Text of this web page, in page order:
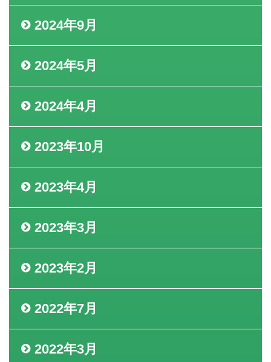
2024年9月
2024年5月
2024年4月
2023年10月
2023年4月
2023年3月
2023年2月
2022年7月
2022年3月